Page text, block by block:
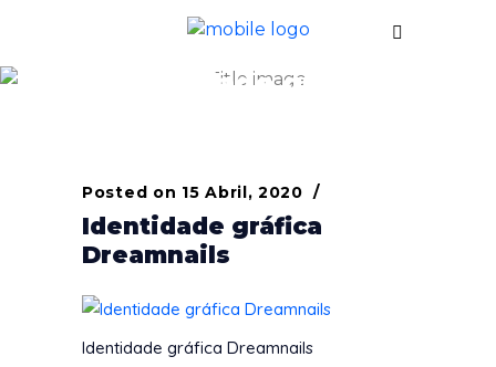
Identidade gráfica
Posted on 15 Abril, 2020
Identidade gráfica
Dreamnails
Identidade gráfica Dreamnails